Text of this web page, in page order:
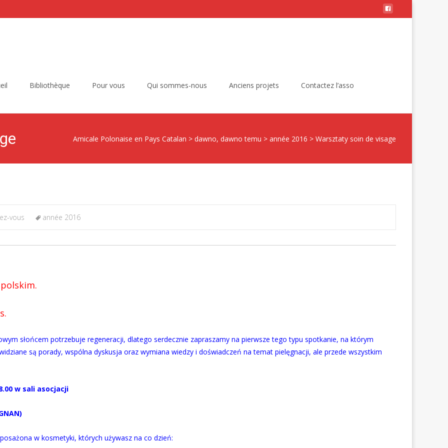
Bibliothèque Pour vous Qui sommes-nous Anciens projets Contactez l’asso
Amicale Polonaise en Pays Catalan > dawno, dawno temu > année 2016 > Warsztaty soin de visage
vous année 2016
słońcem potrzebuje regeneracji, dlatego serdecznie zapraszamy na pierwsze tego typu spotkanie, na którym
są porady, wspólna dyskusja oraz wymiana wiedzy i doświadczeń na temat pielęgnacji, ale przede wszystkim
w sali asocjacji
w kosmetyki, których używasz na co dzień: